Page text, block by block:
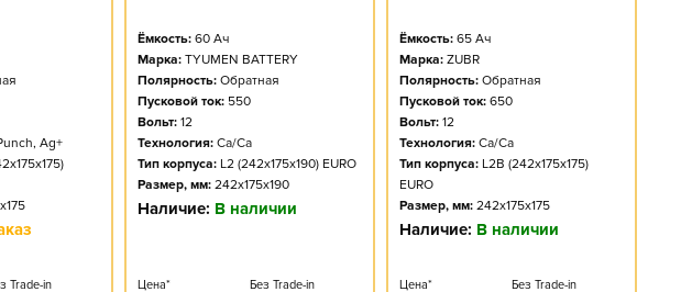
Ag+
Trade-in
Ёмкость: 60Ач
Марка: TYUMEN BATTERY
Полярность: Обратная
Пусковой ток: 550
Вольт: 12
Технология: Ca/Ca
Тип корпуса: L2 (242x175x190) EURO
Размер, мм: 242x175x190
Наличие: В наличии
Цена* Без Trade-in
Ёмкость: 65Ач
Марка: ZUBR
Полярность: Обратная
Пусковой ток: 650
Вольт: 12
Технология: Ca/Ca
Тип корпуса: L2B (242x175x175)
EURO
Размер, мм: 242x175x175
Наличие: В наличии
Цена* Без Trade-in